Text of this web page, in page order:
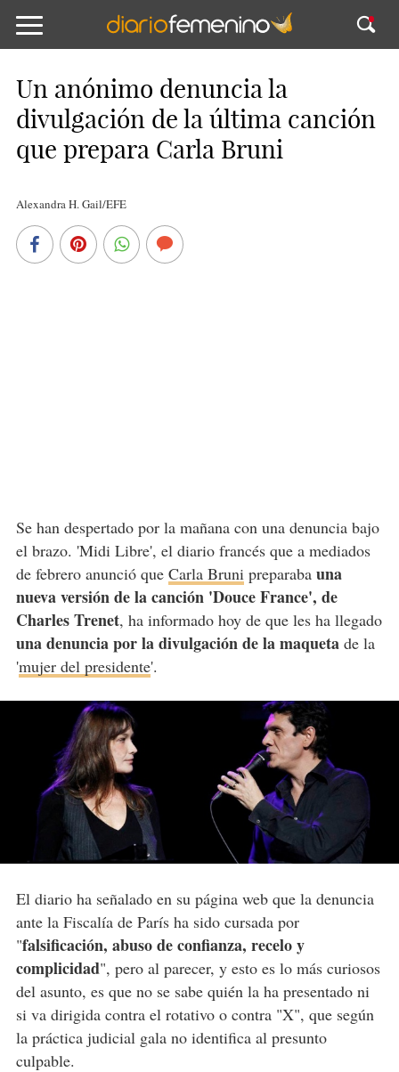
Un anónimo denuncia la
divulgación de la última canción
que prepara Carla Bruni
Alexandra H. Gail/EFE
Se han despertado por la mañana con una denuncia bajo
el brazo. 'Midi Libre', el diario francés que a mediados
de febrero anunció que Carla Brunipreparaba una
nueva versión de la canción 'Douce France', de
Charles Trenet, ha informado hoy de que les ha llegado
una denuncia por la divulgación de la maquetade la
'mujer del presidente'.
El diario ha señalado en su página web que la denuncia
ante la Fiscalía de París ha sido cursada por
"falsificación, abuso de confianza, recelo y
complicidad", pero al parecer, y esto es lo más curiosos
del asunto, es que no se sabe quién la ha presentado ni
si va dirigida contra el rotativo o contra "X", que según
la práctica judicial gala no identifica al presunto
culpable.